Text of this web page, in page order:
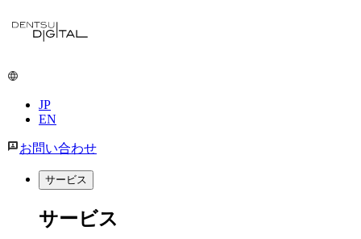
JP
EN
お問い合わせ
サービス
サービス